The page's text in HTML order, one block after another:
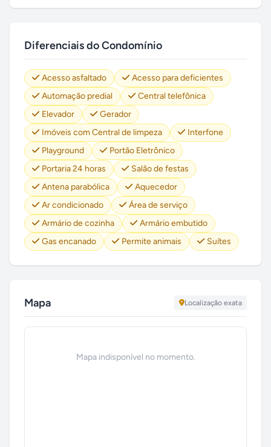
Diferenciais do Condomínio
Acesso asfaltado
Acesso para deficientes
Automação predial
Central telefônica
Elevador
Gerador
Imóveis com Central de limpeza
Interfone
Playground
Portão Eletrônico
Portaria 24 horas
Salão de festas
Antena parabólica
Aquecedor
Ar condicionado
Área de serviço
Armário de cozinha
Armário embutido
Gas encanado
Permite animais Suítes
Mapa Localização exata
Mapa indisponível no momento.